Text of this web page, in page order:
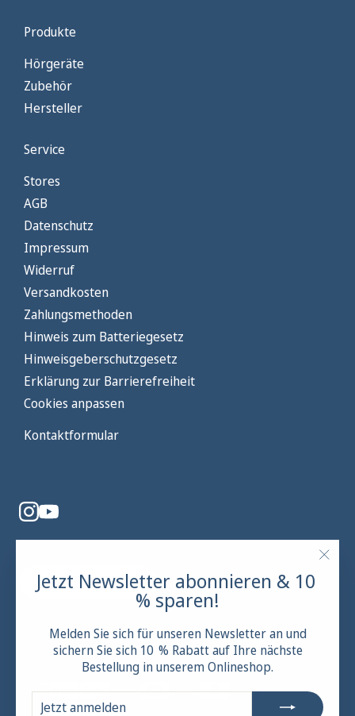
Jetzt Newsletter abonnieren & 10
% sparen!
Melden Sie sich für unseren Newsletter an und
sichern Sie sich 10 % Rabatt auf Ihre nächste
Bestellung in unserem Onlineshop.
ANMELDEN
Produkte
Hörgeräte
Zubehör
Hersteller
Service
Stores
AGB
Datenschutz
Impressum
Widerruf
Versandkosten
Zahlungsmethoden
Hinweis zum Batteriegesetz
Hinweisgeberschutzgesetz
Erklärung zur Barrierefreiheit
Cookies anpassen
Kontaktformular
Vertrag widerrufen